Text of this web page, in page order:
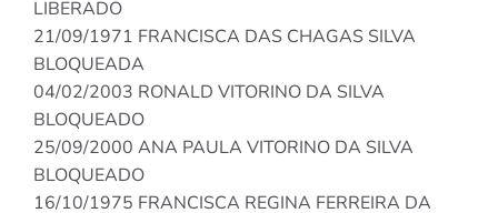
LIBERADO
21/09/1971 FRANCISCA DAS CHAGAS SILVA
BLOQUEADA
04/02/2003 RONALD VITORINO DA SILVA
BLOQUEADO
25/09/2000 ANA PAULA VITORINO DA SILVA
BLOQUEADO
16/10/1975 FRANCISCA REGINA FERREIRA DA